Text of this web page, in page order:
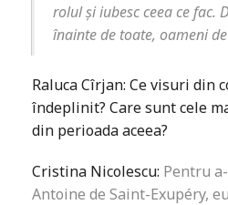
rolul și iubesc ceea ce fac.
înainte de toate, oameni
Raluca Cîrjan: Ce visuri din
îndeplinit? Care sunt cele
din perioada aceea?
Cristina Nicolescu: Pentru
Antoine de Saint-Exupéry,